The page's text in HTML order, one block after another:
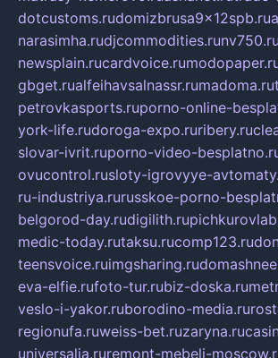
dotcustoms.rudomizbrusa9x12spb.ru
narasimha.rudjcommodities.runv750.ru
newsplain.rucardvoice.ru
gbget.rualfeihavsalnassr.rumadoma.ru
petrovkasports.ruporno-online-
york-life.rudoroga-expo.ruribery.ru
slovar-ivrit.ruporno-video-
ovucontrol.rusloty-igrovyye-
ru-industriya.rurusskoe-porno-
belgorod-day.rudigilith.ru
medic-today.rutaksu.rucomp123.ru
teensvoice.ruimgsharing.ru
eva-elfie.rufoto-tur.rubiz-doska.ru
veslo-i-yakor.ruborodino-media.ru
regionufa.ruweiss-bet.ruzaryna.ru
universalia.ruremont-mebeli-